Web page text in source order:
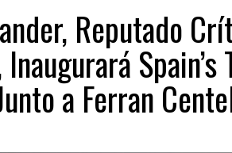
Reputado
a Ferran